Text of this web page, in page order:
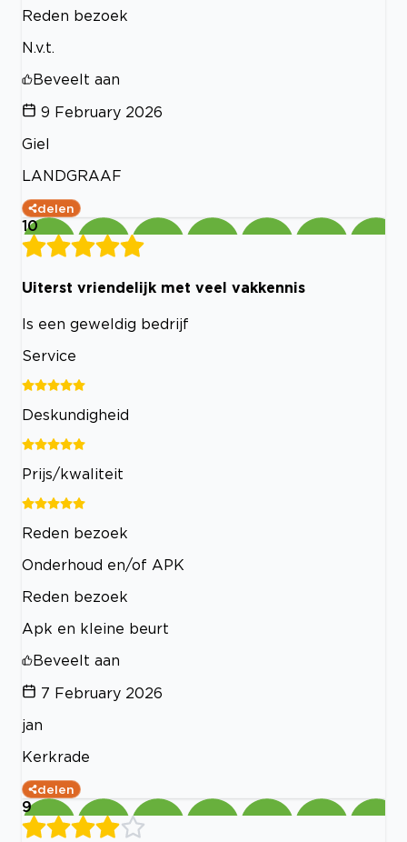
Reden bezoek
N.v.t.
Beveelt aan
9 February 2026
Giel
LANDGRAAF
delen
10
Uiterst vriendelijk met veel vakkennis
Is een geweldig bedrijf
Service
Deskundigheid
Prijs/kwaliteit
Reden bezoek
Onderhoud en/of APK
Reden bezoek
Apk en kleine beurt
Beveelt aan
7 February 2026
jan
Kerkrade
delen
9